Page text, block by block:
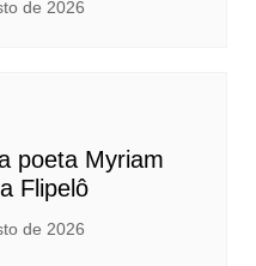
de 2026
poeta Myriam
Flipelô
de 2026